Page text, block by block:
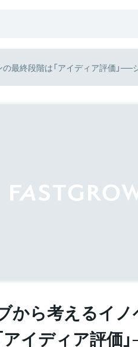
最終段階は「アイディア評価」──
から考えるイ
アイディア評価